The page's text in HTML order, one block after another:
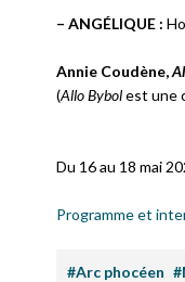
– ANGÉLIQUE :
Annie Coudène,
(Allo Bybolest une
Du 16 au 18 mai
Programme et
#Arc phocéen